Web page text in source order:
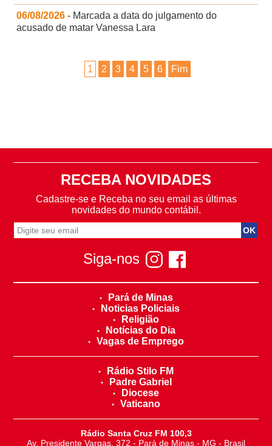
06/08/2026 - Marcada a data do julgamento do
acusado de matar Vanessa Lara
1 2 3 4 5 6 Fim
RECEBA NOVIDADES
Cadastre-se e Receba no seu email as últimas
novidades do mundo contábil.
Siga-nos
Pará de Minas
Noticias Policiais
Religião
Notícias do Dia
Vagas de Emprego
Rádio Stilo FM
Padre Gabriel
Diocese
Vaticano
Rádio Santa Cruz FM 100,3
Av. Presidente Vargas, 372 - Pará de Minas - MG - Brasil